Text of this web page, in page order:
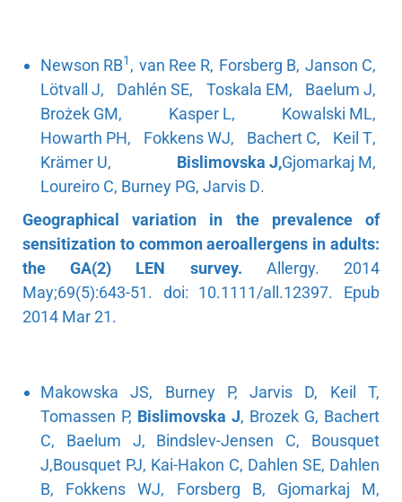
Newson RB1 , van Ree R, Forsberg B, Janson C,
Lötvall J, Dahlén SE, Toskala EM, Baelum J,
Brożek GM, Kasper L, Kowalski ML,
Howarth PH, Fokkens WJ, Bachert C, Keil T,
Krämer U, Bislimovska J,Gjomarkaj M,
Loureiro C, Burney PG, Jarvis D.
Geographical variation in the prevalence of
sensitization to common aeroallergens in adults:
the GA(2) LEN survey. Allergy. 2014
May;69(5):643-51. doi: 10.1111/all.12397. Epub
2014 Mar 21.
Makowska JS, Burney P, Jarvis D, Keil T,
Tomassen P, Bislimovska J, Brozek G, Bachert
C, Baelum J, Bindslev-Jensen C, Bousquet
J,Bousquet PJ, Kai-Hakon C, Dahlen SE, Dahlen
B, Fokkens WJ, Forsberg B, Gjomarkaj M,